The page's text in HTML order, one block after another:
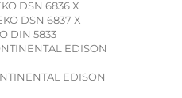
DSN 6836 X
DSN 6837 X
DIN 5833
EDISON
EDISON